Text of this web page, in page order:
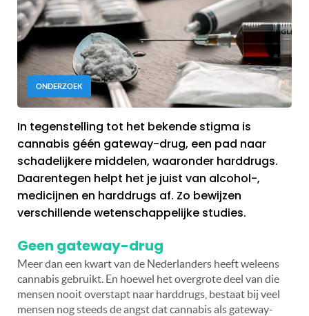
ONDERZOEK
In tegenstelling tot het bekende stigma is
cannabis géén gateway-drug, een pad naar
schadelijkere middelen, waaronder harddrugs.
Daarentegen helpt het je juist van alcohol-,
medicijnen en harddrugs af. Zo bewijzen
verschillende wetenschappelijke studies.
Geen gateway-drug
Meer dan een kwart van de Nederlanders heeft weleens
cannabis gebruikt. En hoewel het overgrote deel van die
mensen nooit overstapt naar harddrugs, bestaat bij veel
mensen nog steeds de angst dat cannabis als gateway-